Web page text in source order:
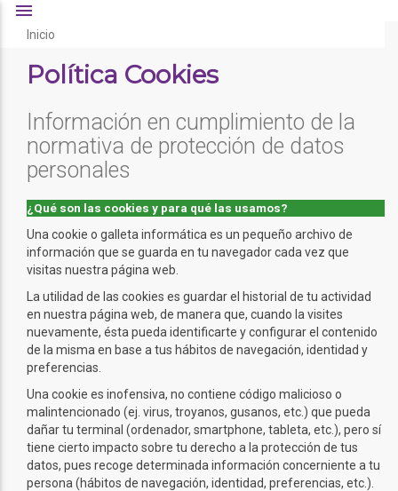
menu
Inicio
Política Cookies
Información en cumplimiento de la
normativa de protección de datos
personales
¿Qué son las cookies y para qué las usamos?
Una cookie o galleta informática es un pequeño archivo de
información que se guarda en tu navegador cada vez que
visitas nuestra página web.
La utilidad de las cookies es guardar el historial de tu actividad
en nuestra página web, de manera que, cuando la visites
nuevamente, ésta pueda identificarte y configurar el contenido
de la misma en base a tus hábitos de navegación, identidad y
preferencias.
Una cookie es inofensiva, no contiene código malicioso o
malintencionado (ej. virus, troyanos, gusanos, etc.) que pueda
dañar tu terminal (ordenador, smartphone, tableta, etc.), pero sí
tiene cierto impacto sobre tu derecho a la protección de tus
datos, pues recoge determinada información concerniente a tu
persona (hábitos de navegación, identidad, preferencias, etc.).